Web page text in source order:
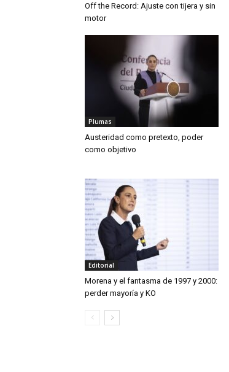
Off the Record: Ajuste con tijera y sin
motor
Plumas
Austeridad como pretexto, poder
como objetivo
Editorial
Morena y el fantasma de 1997 y 2000:
perder mayoría y KO